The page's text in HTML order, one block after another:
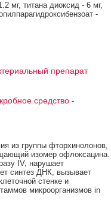
мг, титана диоксид - 6 мг,
-
препарат
средство -
из группы фторхинолонов,
изомер офлоксацина.
IV, нарушает
синтез ДНК, вызывает
стенке и
микроорганизмов in